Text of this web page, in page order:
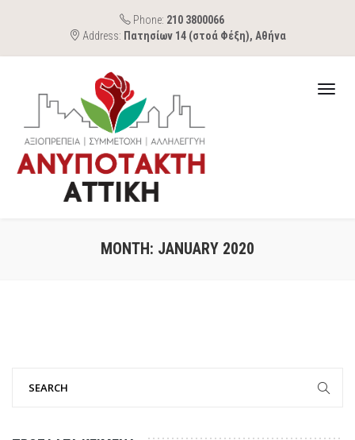
Phone: 210 3800066
Address: Πατησίων 14 (στοά Φέξη), Αθήνα
MONTH: JANUARY 2020